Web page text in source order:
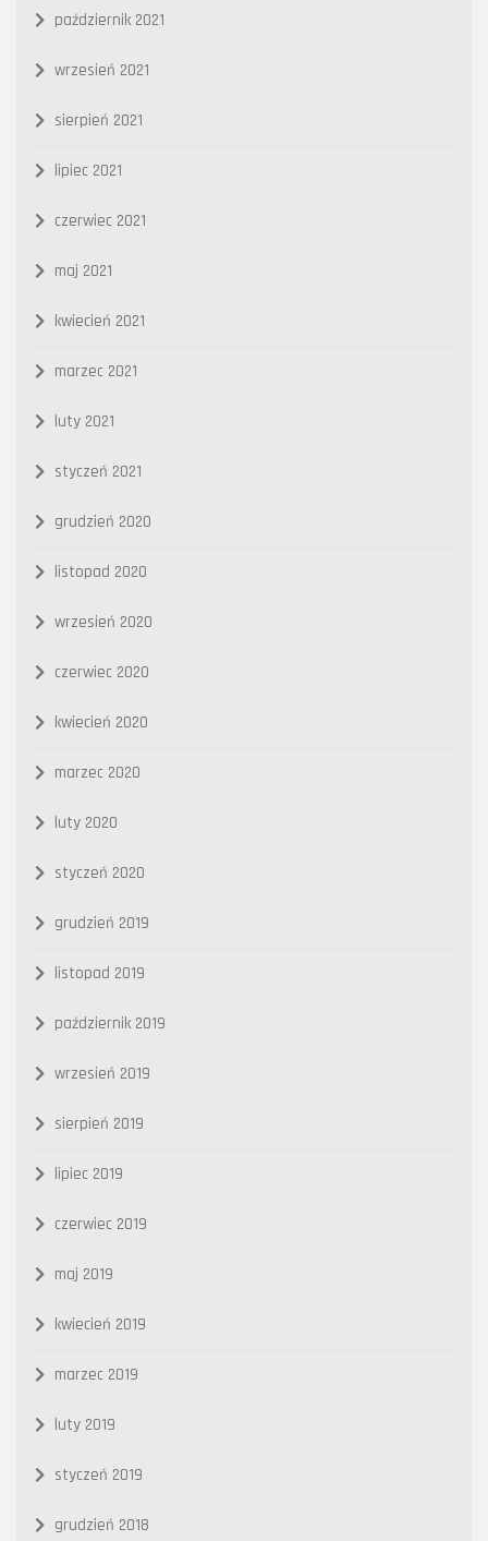
październik 2021
wrzesień 2021
sierpień 2021
lipiec 2021
czerwiec 2021
maj 2021
kwiecień 2021
marzec 2021
luty 2021
styczeń 2021
grudzień 2020
listopad 2020
wrzesień 2020
czerwiec 2020
kwiecień 2020
marzec 2020
luty 2020
styczeń 2020
grudzień 2019
listopad 2019
październik 2019
wrzesień 2019
sierpień 2019
lipiec 2019
czerwiec 2019
maj 2019
kwiecień 2019
marzec 2019
luty 2019
styczeń 2019
grudzień 2018